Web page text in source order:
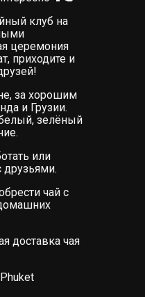
клуб на
церемония
приходите и
за хорошим
и Грузии.
зелёный
или
друзьями.
чай с
доставка чая